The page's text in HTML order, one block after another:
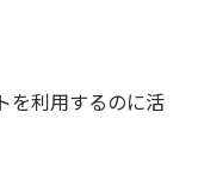
を利用するのに活